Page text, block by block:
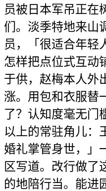
员被日本军吊正在
们。淡季特地来山
员，「很适合年轻
怎样把点位式互动
于供，赵梅本人外
涨。用包和衣服替
了？认知度毫无门
以上的常驻角儿：
婚礼掌管身世，」
区写道。改行做了
的地陪行当。能进